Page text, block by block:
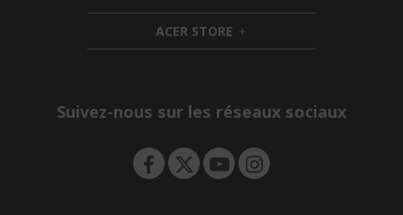
n d
e
n
i
d
d
ACER STORE h
i
e
Suivez-nous sur les réseaux sociaux